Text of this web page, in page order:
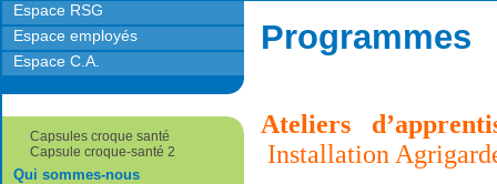
Espace RSG
Espace employés
Espace C.A.
Capsules croque santé
Capsule croque-santé 2
Qui sommes-nous
Programmes
Ateliers
Installation